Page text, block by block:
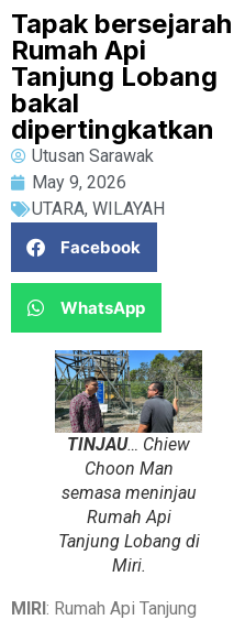
Tapak bersejarah
Rumah Api
Tanjung Lobang
bakal
dipertingkatkan
Utusan Sarawak
May 9, 2026
UTARA, WILAYAH
Facebook
WhatsApp
TINJAU… Chiew
Choon Man
semasa meninjau
Rumah Api
Tanjung Lobang di
Miri.
MIRI: Rumah Api Tanjung